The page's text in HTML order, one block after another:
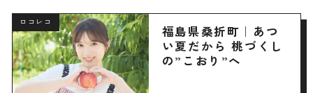
ロコレコ
福島県桑折町｜あつ
い夏だから 桃づくし
の”こおり”へ